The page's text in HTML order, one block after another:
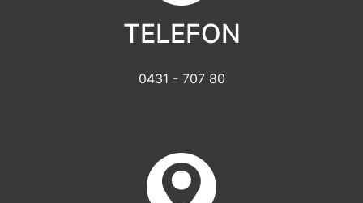
TELEFON
0431 - 707 80